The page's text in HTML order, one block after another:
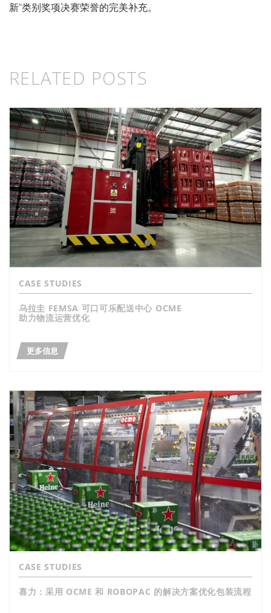
新”类别奖项决赛荣誉的完美补充。
RELATED POSTS
CASE STUDIES
乌拉圭 FEMSA 可口可乐配送中心 OCME
助力物流运营优化
更多信息
CASE STUDIES
喜力：采用 OCME 和 ROBOPAC 的解决方案优化包装流程